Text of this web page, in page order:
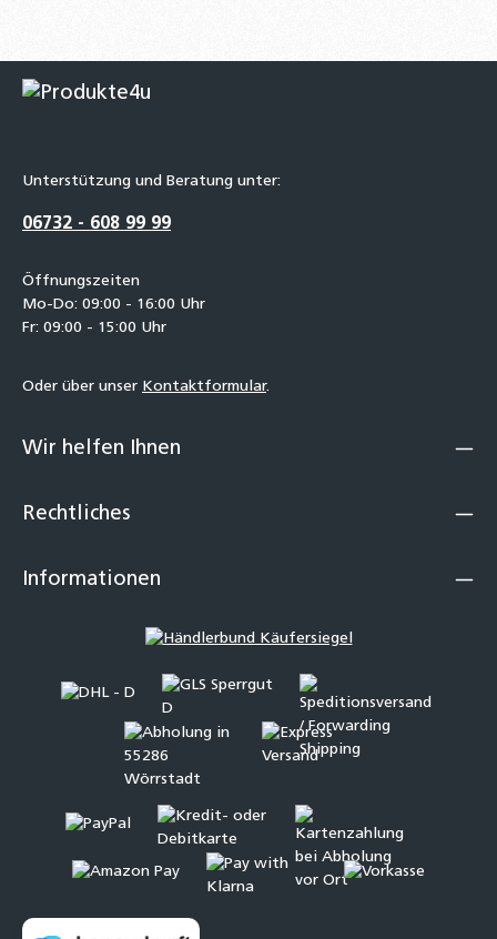
Unterstützung und Beratung unter:
06732 - 608 99 99
Öffnungszeiten
Mo-Do: 09:00 - 16:00 Uhr
Fr: 09:00 - 15:00 Uhr
Oder über unser Kontaktformular.
Wir helfen Ihnen
Rechtliches
Informationen